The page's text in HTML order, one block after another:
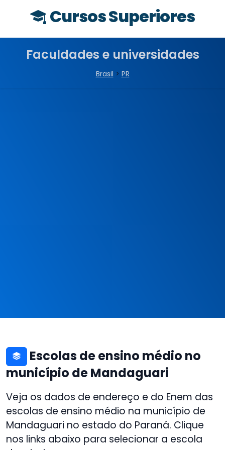
Cursos Superiores
Faculdades e universidades
Brasil > PR
Escolas de ensino médio no
município de Mandaguari
Veja os dados de endereço e do Enem das
escolas de ensino médio na município de
Mandaguari no estado do Paraná. Clique
nos links abaixo para selecionar a escola